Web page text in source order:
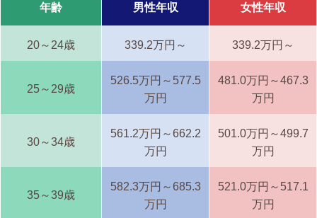
年齢 男性年収 女性年収
20～24歳 339.2万円～ 339.2万円～
25～29歳
526.5万円～577.5
万円
481.0万円～467.3
万円
30～34歳
561.2万円～662.2
万円
501.0万円～499.7
万円
35～39歳
582.3万円～685.3
万円
521.0万円～517.1
万円